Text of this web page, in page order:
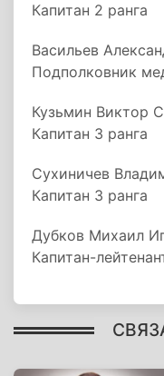
Капитан 2 ранга
Васильев
Подполковник
Кузьмин Виктор
Капитан 3 ранга
Сухиничев
Капитан 3 ранга
Дубков Михаил
Капитан-